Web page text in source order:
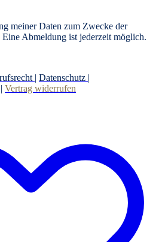
meiner Daten zum Zwecke der
Abmeldung ist jederzeit möglich.
| Datenschutz |
| Vertrag widerrufen